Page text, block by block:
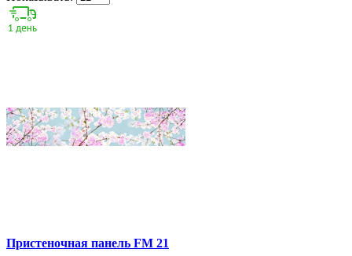
Пристеночная панель FM 21